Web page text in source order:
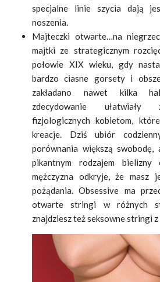
specjalne linie szycia dają
noszenia.
Majteczki otwarte…na
majtki ze strategicznym
połowie XIX wieku, gdy
bardzo ciasne gorsety i
zakładano nawet kilka
zdecydowanie ułatwiały
fizjologicznych kobietom,
kreacje. Dziś ubiór
porównania większą
pikantnym rodzajem
mężczyzna odkryje, że masz
pożądania. Obsessive ma
otwarte stringi w różnych
znajdziesz też seksowne stringi z